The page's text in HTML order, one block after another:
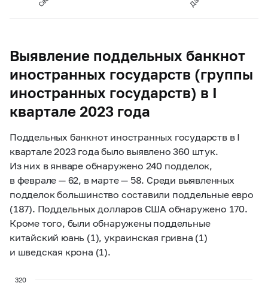
Выявление поддельных банкнот
иностранных государств (группы
иностранных государств) в I
квартале 2023 года
Поддельных банкнот иностранных государств в I
квартале 2023 года было выявлено 360 штук.
Из них в январе обнаружено 240 подделок,
в феврале — 62, в марте — 58. Среди выявленных
подделок большинство составили поддельные евро
(187). Поддельных долларов США обнаружено 170.
Кроме того, были обнаружены поддельные
китайский юань (1), украинская гривна (1)
и шведская крона (1).
320